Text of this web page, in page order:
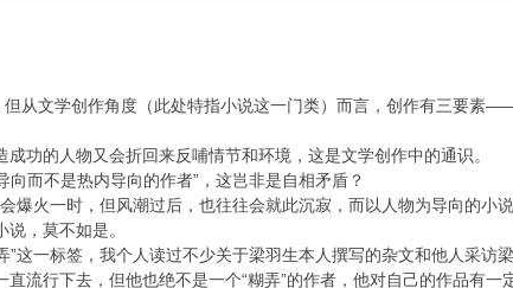
从文学创作角度（此处特指小说这一门类）而言，创作有三要素
的人物又会折回来反哺情节和环境，这是文学创作中的通识。
而不是热内导向的作者”，这岂非是自相矛盾？
爆火一时，但风潮过后，也往往会就此沉寂，而以人物为导向的小
，莫不如是。
这一标签，我个人读过不少关于梁羽生本人撰写的杂文和他人采访
流行下去，但他也绝不是一个“糊弄”的作者，他对自己的作品有一